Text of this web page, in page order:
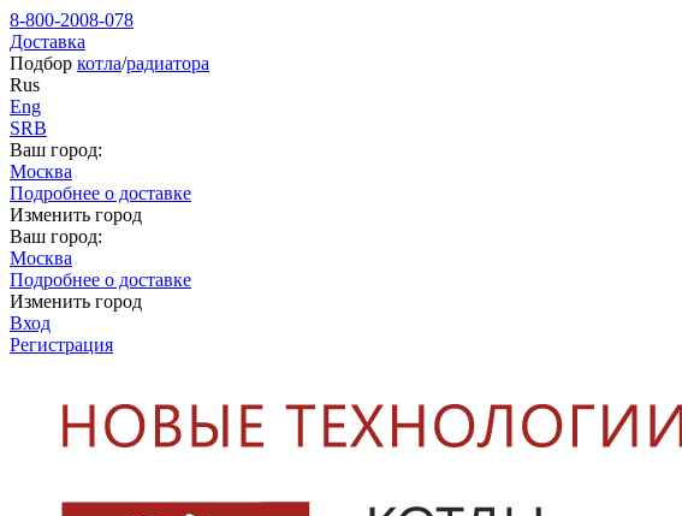
8-800-2008-078
Доставка
Подбор котла/радиатора
Rus
Eng
SRB
Ваш город:
Москва
Подробнее о доставке
Изменить город
Ваш город:
Москва
Подробнее о доставке
Изменить город
Вход
Регистрация